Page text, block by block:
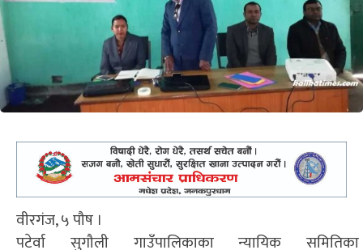
वीरगंज, ५ पौष ।
पटेर्वा सुगौली गाउँपालिकाका न्यायिक समितिका